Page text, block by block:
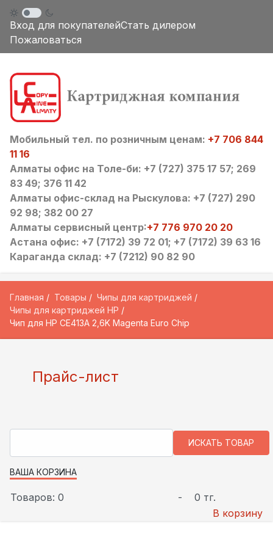
Вход для покупателейСтать дилером
Пожаловаться
Мобильный тел. по розничным ценам: +7 706 844
11 16
Алматы офис на Толе-би: +7 (727) 375 17 57; 269
83 49; 376 11 42
Алматы офис-склад на Рыскулова: +7 (727) 290
92 98; 382 00 27
Алматы сервисный центр:+7 776 970 20 20
Астана офис: +7 (7172) 39 72 01; +7 (7172) 39 63 16
Караганда склад: +7 (7212) 90 82 90
Главная Товары
Чипы для картриджей
Чипы для картриджей HP
Чип для HP CE413A 2,6K Magenta Euro Chip
Прайс-лист
ВАША КОРЗИНА
Товаров: 0 -
0 тг.
В корзину